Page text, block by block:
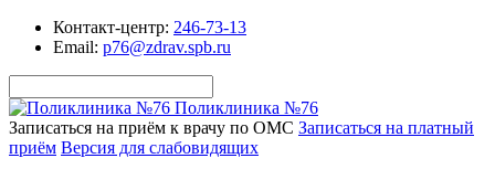
Контакт-центр: 246-73-13
Email: p76@zdrav.spb.ru
Поликлиника №76
Записаться на приём к врачу по ОМС Записаться на платный
приём Версия для слабовидящих